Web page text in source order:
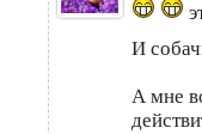
И
А мне